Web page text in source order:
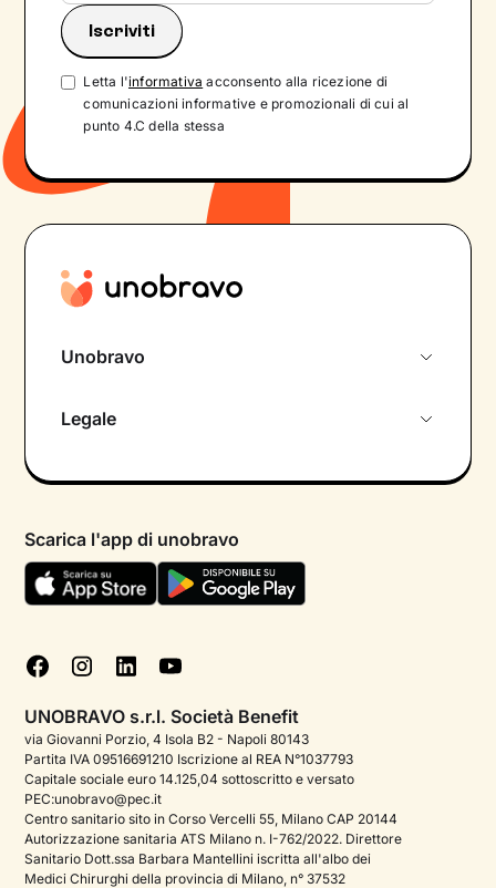
Letta l'informativa acconsento alla ricezione di
comunicazioni informative e promozionali di cui al
punto 4.C della stessa
Unobravo
Psicologo in chat
Aiuto urgente
FAQ
Podcast di psicologia
Corporate
Psicologo italiano all'estero
Sala stampa
Legale
Termini e condizioni
Informativa Privacy
Cookie policy
Gestisci cookie
Scarica l'app di unobravo
UNOBRAVO s.r.l. Società Benefit
via Giovanni Porzio, 4 Isola B2 - Napoli 80143
Partita IVA 09516691210 Iscrizione al REA N°1037793
Capitale sociale euro 14.125,04 sottoscritto e versato
PEC:unobravo@pec.it
Centro sanitario sito in Corso Vercelli 55, Milano CAP 20144
Autorizzazione sanitaria ATS Milano n. I-762/2022. Direttore
Sanitario Dott.ssa Barbara Mantellini iscritta all'albo dei
Medici Chirurghi della provincia di Milano, n° 37532